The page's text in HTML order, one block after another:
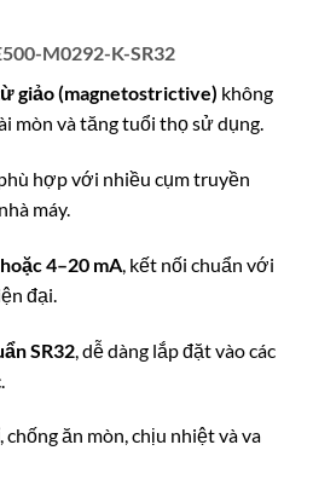
M0292-K-SR32
giảo (magnetostrictive) không
mòn và tăng tuổi thọ sử dụng.
hợp với nhiều cụm truyền
máy.
4–20 mA, kết nối chuẩn với
đại.
SR32, dễ dàng lắp đặt vào các
, chống ăn mòn, chịu nhiệt và va